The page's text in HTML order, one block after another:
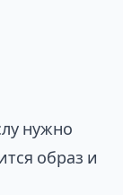
нужно
образ и